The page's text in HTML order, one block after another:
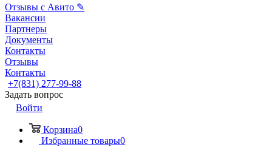
Отзывы с Авито ✎
Вакансии
Партнеры
Документы
Контакты
Отзывы
Контакты
+7(831) 277-99-88
Задать вопрос
Войти
Корзина0
Избранные товары0